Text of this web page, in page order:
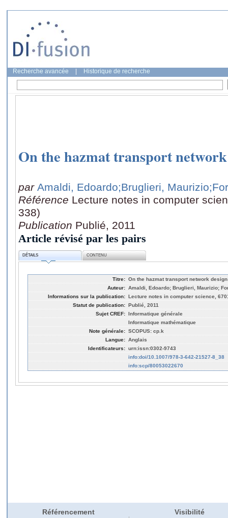
Recherche avancée Historique de recherche
On the hazmat transport
par Amaldi, Edoardo;Bruglieri, Maurizio
Référence Lecture notes in computer
338)
Publication Publié, 2011
Article révisé par les pairs
DÉTAILS CONTENU
Titre: On the hazmat transport network
Auteur: Amaldi, Edoardo; Bruglieri, Maurizio;
Informations sur la publication: Lecture notes in computer science,
Statut de publication: Publié, 2011
Sujet CREF: Informatique générale
Informatique mathématique
Note générale: SCOPUS: cp.k
Langue: Anglais
Identificateurs: urn:issn:0302-9743
info:doi/10.1007/978-3-642-21527-8_38
info:scp/80053022670
Référencement Visibilité